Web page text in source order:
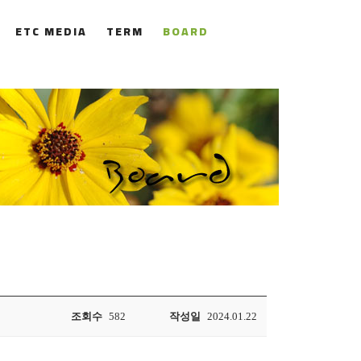
ETC MEDIA TERM BOARD
조회수 582 작성일 2024.01.22